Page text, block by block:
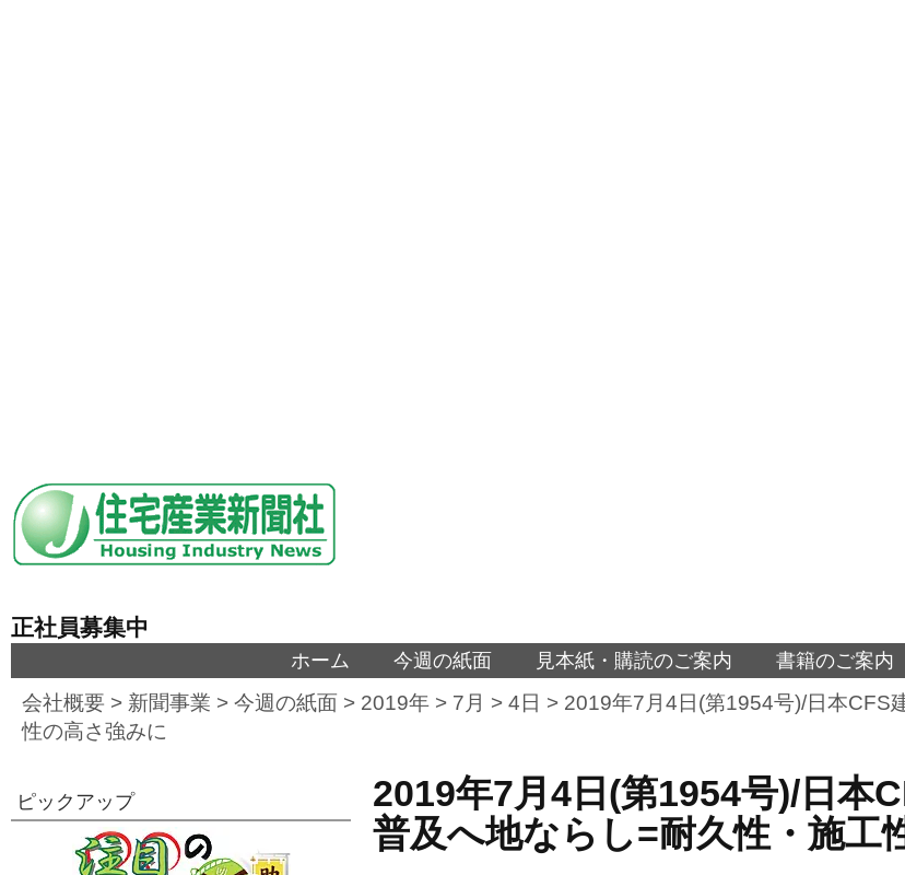
正社員募集中
ホーム 今週の紙面 見本紙・購読のご案内 書籍のご案内
会社概要 > 新聞事業 > 今週の紙面 > 2019年 > 7月 > 4日 > 2019年7月4日(第1954号)/日本CFS
性の高さ強みに
2019年7月4日(第1954号)/日本
普及へ地ならし=耐久性・施工
ピックアップ